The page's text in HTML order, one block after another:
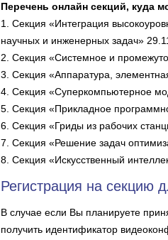
Перечень онлайн секций, куда
1. Секция «Интеграция
научных и инженерных задач»
2. Секция «Системное и
3. Секция «Аппаратура,
4. Секция «Суперкомпьютерное
5. Секция «Прикладное
6. Секция «Гриды из рабочих
7. Секция «Решение задач
8. Секция «Искусственный
Регистрация на секцию
В случае если Вы планируете
получить идентификатор